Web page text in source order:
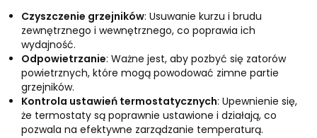
Czyszczenie grzejników: Usuwanie kurzu i brudu
zewnętrznego i wewnętrznego, co poprawia ich
wydajność.
Odpowietrzanie: Ważne jest, aby pozbyć się zatorów
powietrznych, które mogą powodować zimne partie
grzejników.
Kontrola ustawień termostatycznych: Upewnienie się,
że termostaty są poprawnie ustawione i działają, co
pozwala na efektywne zarządzanie temperaturą.